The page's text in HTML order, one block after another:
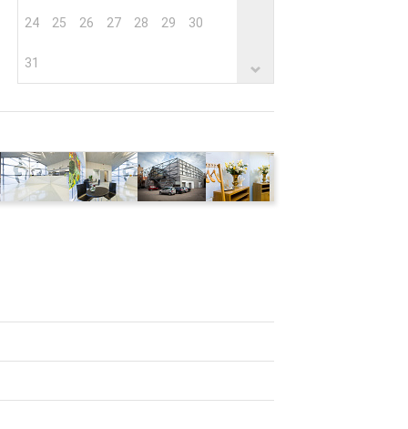
24 25 26 27 28 29 30
31